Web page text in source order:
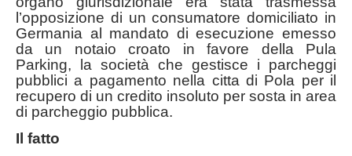
l’opposizione di un consumatore domiciliato in
Germania al mandato di esecuzione emesso
da un notaio croato in favore della Pula
Parking, la società che gestisce i parcheggi
pubblici a pagamento nella citta di Pola per il
recupero di un credito insoluto per sosta in area
di parcheggio pubblica.
Il fatto